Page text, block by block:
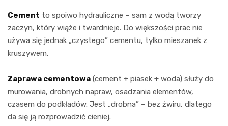
Cement to spoiwo hydrauliczne – sam z wodą tworzy
zaczyn, który wiąże i twardnieje. Do większości prac nie
używa się jednak „czystego” cementu, tylko mieszanek z
kruszywem.
Zaprawa cementowa (cement + piasek + woda) służy do
murowania, drobnych napraw, osadzania elementów,
czasem do podkładów. Jest „drobna” – bez żwiru, dlatego
da się ją rozprowadzić cieniej.